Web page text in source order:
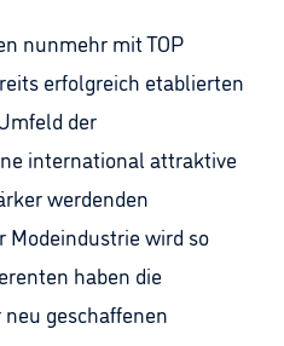
nunmehr mit TOP
erfolgreich etablierten
der
international attraktive
werdenden
wird so
haben die
geschaffenen